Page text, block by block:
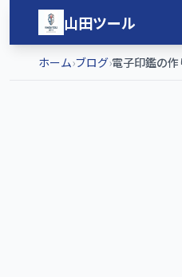
メインコンテンツへスキップ
山田ツール
ホーム›ブログ›電子印鑑の